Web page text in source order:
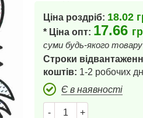
Ціна роздріб: 18.02
* Ціна опт: 17.66
суми будь-якого
Строки
коштів: 1-2 робочих
Є в наявності
- +